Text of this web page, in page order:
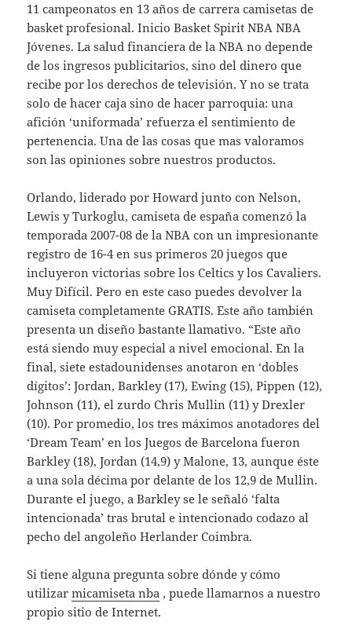
11 campeonatos en 13 años de carrera camisetas de
basket profesional. Inicio Basket Spirit NBA NBA
Jóvenes. La salud financiera de la NBA no depende
de los ingresos publicitarios, sino del dinero que
recibe por los derechos de televisión. Y no se trata
solo de hacer caja sino de hacer parroquia: una
afición ‘uniformada’ refuerza el sentimiento de
pertenencia. Una de las cosas que mas valoramos
son las opiniones sobre nuestros productos.
Orlando, liderado por Howard junto con Nelson,
Lewis y Turkoglu, camiseta de españa comenzó la
temporada 2007-08 de la NBA con un impresionante
registro de 16-4 en sus primeros 20 juegos que
incluyeron victorias sobre los Celtics y los Cavaliers.
Muy Difícil. Pero en este caso puedes devolver la
camiseta completamente GRATIS. Este año también
presenta un diseño bastante llamativo. “Este año
está siendo muy especial a nivel emocional. En la
final, siete estadounidenses anotaron en ‘dobles
dígitos’: Jordan, Barkley (17), Ewing (15), Pippen (12),
Johnson (11), el zurdo Chris Mullin (11) y Drexler
(10). Por promedio, los tres máximos anotadores del
‘Dream Team’ en los Juegos de Barcelona fueron
Barkley (18), Jordan (14,9) y Malone, 13, aunque éste
a una sola décima por delante de los 12,9 de Mullin.
Durante el juego, a Barkley se le señaló ‘falta
intencionada’ tras brutal e intencionado codazo al
pecho del angoleño Herlander Coimbra.
Si tiene alguna pregunta sobre dónde y cómo
utilizarmicamiseta nba , puede llamarnos a nuestro
propio sitio de Internet.